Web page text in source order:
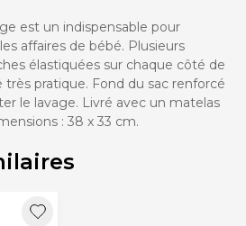
est un indispensable pour
affaires de bébé. Plusieurs
élastiquées sur chaque côté de
très pratique. Fond du sac renforcé
le lavage. Livré avec un matelas
: 38 x 33 cm.